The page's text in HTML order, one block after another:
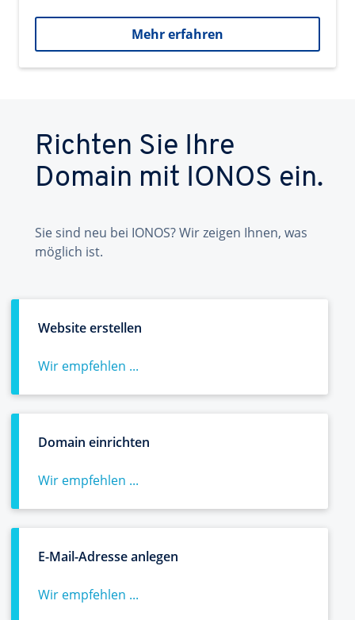
Mehr erfahren
Richten Sie Ihre
Domain mit IONOS ein.
Sie sind neu bei IONOS? Wir zeigen Ihnen, was
möglich ist.
Website erstellen
Wir empfehlen ...
Domain einrichten
Wir empfehlen ...
E-Mail-Adresse anlegen
Wir empfehlen ...